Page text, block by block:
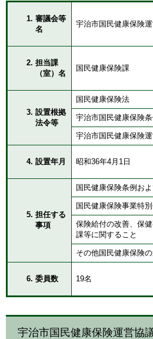
審議会等
名
宇治市国民健康保険
担当課
（室）名
国民健康保険課
設置根拠
法令等
国民健康保険法
宇治市国民健康保険条
宇治市国民健康保険
設置年月 昭和36年4月1日
担任する
事項
国民健康保険条例お
国民健康保険事業特
保険給付の改善、保
課等に関すること
その他国民健康保険
委員数 19名
宇治市国民健康保険運営協